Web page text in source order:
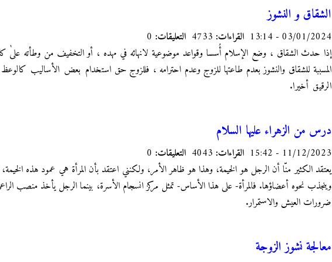
الشقاق و النشوز
03/01/2024 - 13:14 القراءات: التعليقات:
إذا حدث الشقاق ، وضع الإسلام أُسسا وقواعد موضوعية لانهائه في مهده ، أو التخفيف من وطأته علىٰ
المسببة للشقاق والنشوز بعدم طاعتها للزوج وعدم احترامه ، فللزوج حق استخدام بعض الأساليب كالوعظ
الرقيق أخيرا.
درس من الزهراء عليها السلام
11/12/2023 - 15:42 القراءات: التعليقات:
يعتقد الكثير منّا أن الرجل هو الخيمة، وهذا هو ظاهر الأمر، ولكنني اعتقد بأن المرأة هي عمود هذه
وينجذب نحوه أعضاؤها. فالمرأة- على هذا الأساس- تمثل مركز انسجام الأسرة، بينما الرجل يأخذ منصب
ضرورات العيش والاستمرار.
معالجة نشوز الزوجة